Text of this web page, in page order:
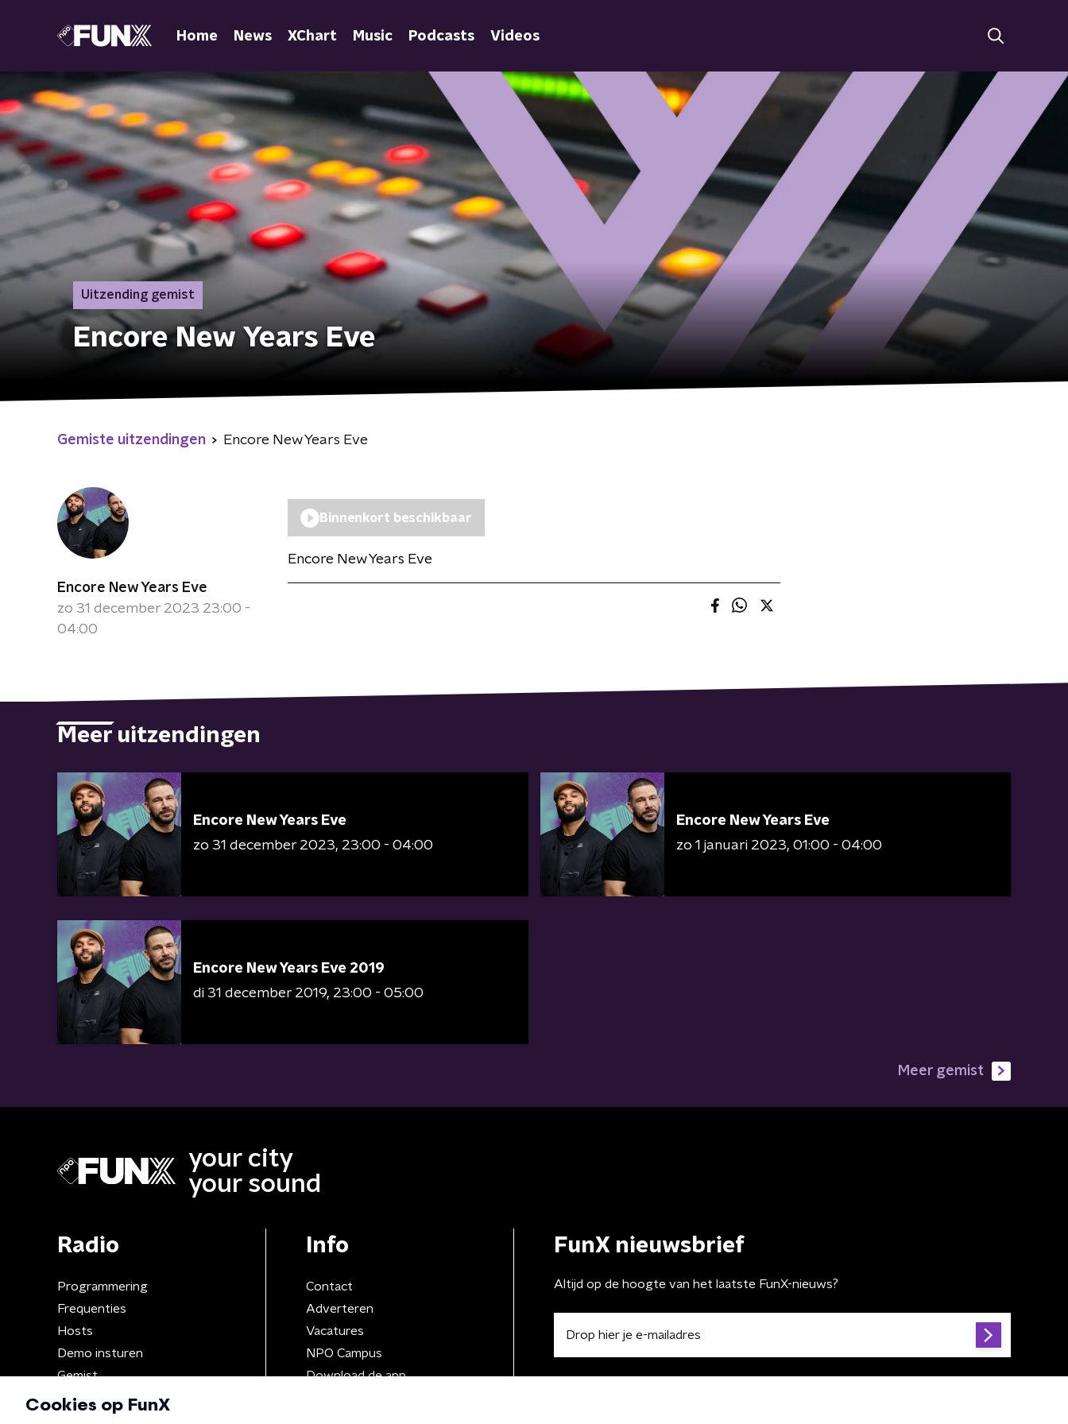
Home News XChart Music Podcasts Videos
Uitzending gemist
Encore New Years Eve
Gemiste uitzendingen Encore New Years Eve
Encore New Years Eve
zo 31 december 2023 23:00 -
04:00
Binnenkort beschikbaar
Encore New Years Eve
Meer uitzendingen
Encore New Years Eve
zo 31 december 2023 23:00 - 04:00
Encore New Years Eve
zo 1 januari 2023 01:00 - 04:00
Encore New Years Eve 2019
di 31 december 2019 23:00 - 05:00
Meer gemist
your city
your sound
Radio
Programmering
Frequenties
Hosts
Demo insturen
Gemist
Info
Contact
Adverteren
Vacatures
NPO Campus
Download de app
FunX nieuwsbrief
Altijd op de hoogte van het laatste FunX-nieuws?